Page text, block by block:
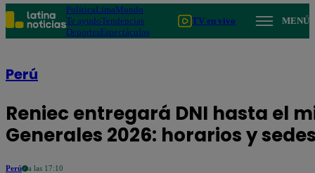
PolíticaLimaMundo
Te ayudoTendencias
DeportesEspectáculos
TV en vivo MENÚ
Perú
Reniec entregará DNI hasta el
Generales 2026: horarios y
Perú a las 17:10